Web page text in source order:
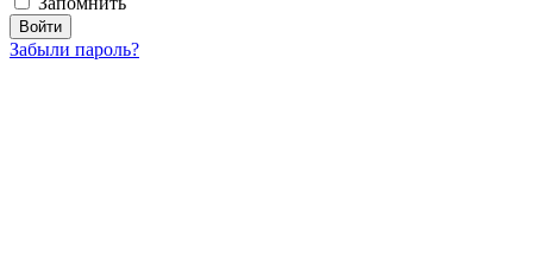
Забыли пароль?